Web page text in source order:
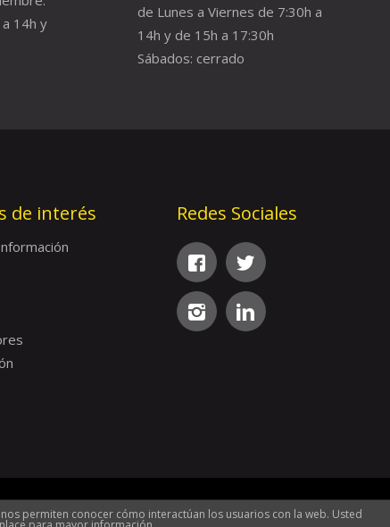
14h y
de Lunes a Viernes de 7:30h a
14h y de 15h a 17:30h
Sábados: cerrado
de interés Redes Sociales
Localización
permiten conocer cómo interactúan los usuarios con la web. Usted